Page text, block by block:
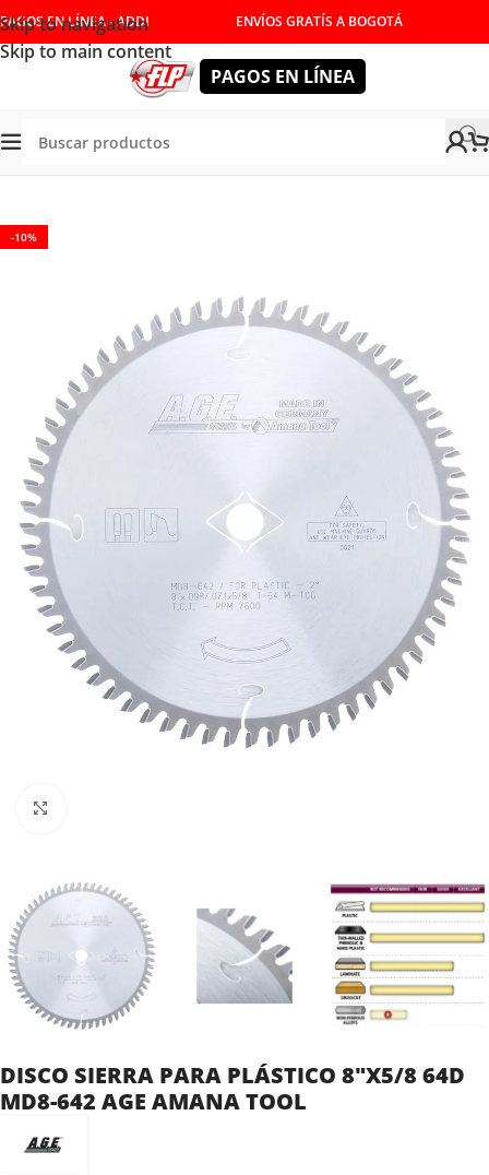
Skip to navigation
Skip to main content
PAGOS EN LÍNEA - ADDI ENVÍOS GRATÍS A BOGOTÁ
PAGOS EN LÍNEA
DE CORTE PLASTICO
-10%
DISCO SIERRA PARA PLÁSTICO 8″X5/8 64D
MD8-642 AGE AMANA TOOL